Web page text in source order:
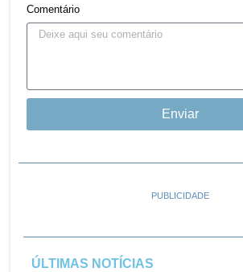
Comentário
Enviar
PUBLICIDADE
ÚLTIMAS NOTÍCIAS